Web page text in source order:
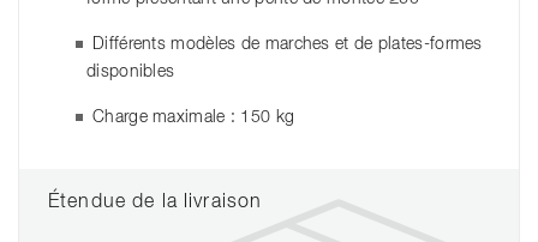
Différents modèles de marches et de plates-formes
disponibles
Charge maximale : 150 kg
Étendue de la livraison